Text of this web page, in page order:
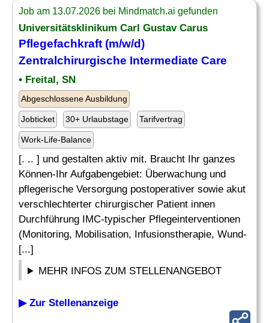
Job am 13.07.2026 bei Mindmatch.ai gefunden
Universitätsklinikum Carl Gustav Carus
Pflegefachkraft (m/w/d)
Zentralchirurgische Intermediate Care
• Freital, SN
Abgeschlossene Ausbildung
Jobticket 30+ Urlaubstage Tarifvertrag
Work-Life-Balance
[. .. ] und gestalten aktiv mit. Braucht Ihr ganzes
Können-Ihr Aufgabengebiet: Überwachung und
pflegerische Versorgung postoperativer sowie akut
verschlechterter chirurgischer Patient innen
Durchführung IMC-typischer Pflegeinterventionen
(Monitoring, Mobilisation, Infusionstherapie, Wund-
[...]
MEHR INFOS ZUM STELLENANGEBOT
▶ Zur Stellenanzeige